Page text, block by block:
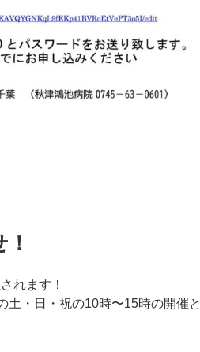
れます！
土・日・祝の10時〜15時の開催と